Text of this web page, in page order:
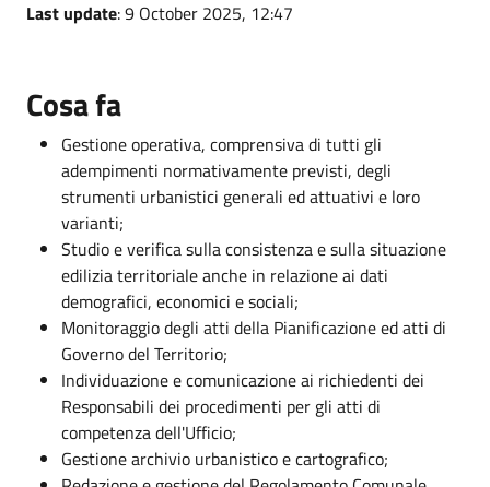
Last update: 9 October 2025, 12:47
Cosa fa
Gestione operativa, comprensiva di tutti gli
adempimenti normativamente previsti, degli
strumenti urbanistici generali ed attuativi e loro
varianti;
Studio e verifica sulla consistenza e sulla situazione
edilizia territoriale anche in relazione ai dati
demografici, economici e sociali;
Monitoraggio degli atti della Pianificazione ed atti di
Governo del Territorio;
Individuazione e comunicazione ai richiedenti dei
Responsabili dei procedimenti per gli atti di
competenza dell'Ufficio;
Gestione archivio urbanistico e cartografico;